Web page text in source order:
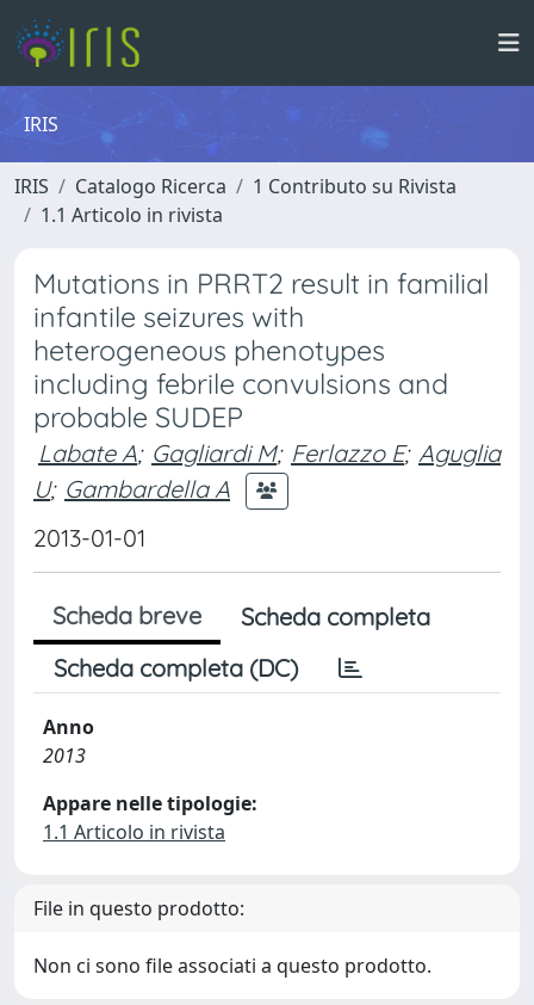
IRIS
IRIS Catalogo Ricerca
1 Contributo su Rivista
1.1 Articolo in rivista
Mutations in PRRT2 result in familial
infantile seizures with
heterogeneous phenotypes
including febrile convulsions and
probable SUDEP
Labate A; Gagliardi M; Ferlazzo E; Aguglia
U; Gambardella A
2013-01-01
Scheda breve
Scheda completa
Scheda completa (DC)
Anno
2013
Appare nelle tipologie:
1.1 Articolo in rivista
File in questo prodotto:
Non ci sono file associati a questo prodotto.